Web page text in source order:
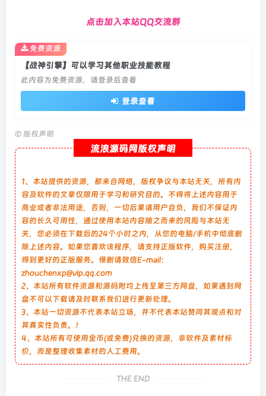
点击加入本站QQ交流群
【战神引擎】可以学习其他职业技能教程
此内容为免费资源，请登录后查看
登录查看
免费资源
© 版权声明
流浪源码网版权声明
1、本站提供的资源，都来自网络，版权争议与本站无关，所有内
容及软件的文章仅限用于学习和研究目的。不得将上述内容用于
商业或者非法用途，否则，一切后果请用户自负，我们不保证内
容的长久可用性，通过使用本站内容随之而来的风险与本站无
关，您必须在下载后的24个小时之内，从您的电脑/手机中彻底删
除上述内容。如果您喜欢该程序，请支持正版软件，购买注册，
得到更好的正版服务。侵删请致信E-mail：
zhouchenxp@vip.qq.com
2、本站所有软件资源和源码附均上传至第三方网盘，如果遇到网
盘不可以下载请及时联系我们进行更新处理。
3、本站一切资源不代表本站立场，并不代表本站赞同其观点和对
其真实性负责。！
4、本站所有可使用金币(或免费)兑换的资源，非软件及素材标
价，而是整理收集素材的人工费用。
THE END